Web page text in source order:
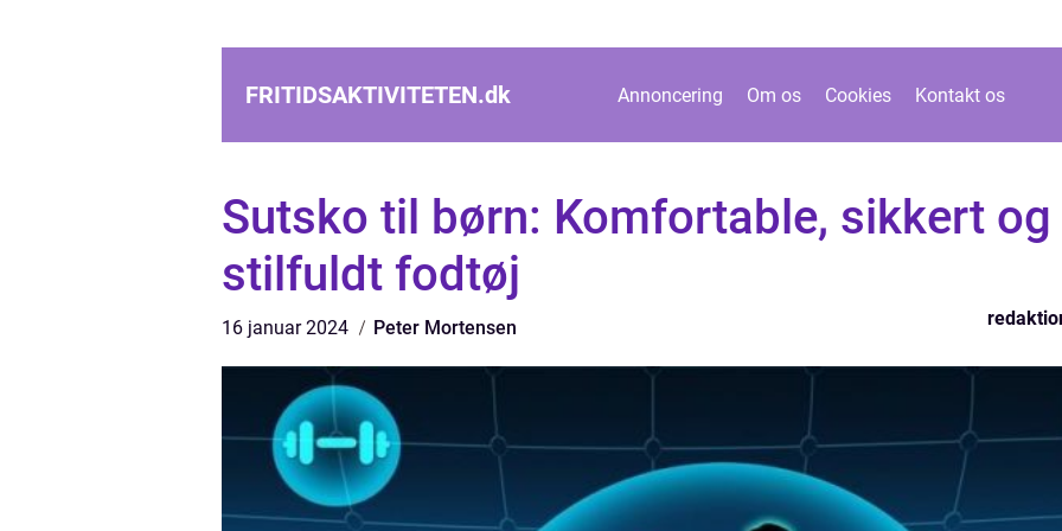
FRITIDSAKTIVITETEN.dk Annoncering Om os Cookies Kontakt os
Sutsko til børn: Komfortable, sikkert og
stilfuldt fodtøj
16 januar 2024 Peter Mortensen